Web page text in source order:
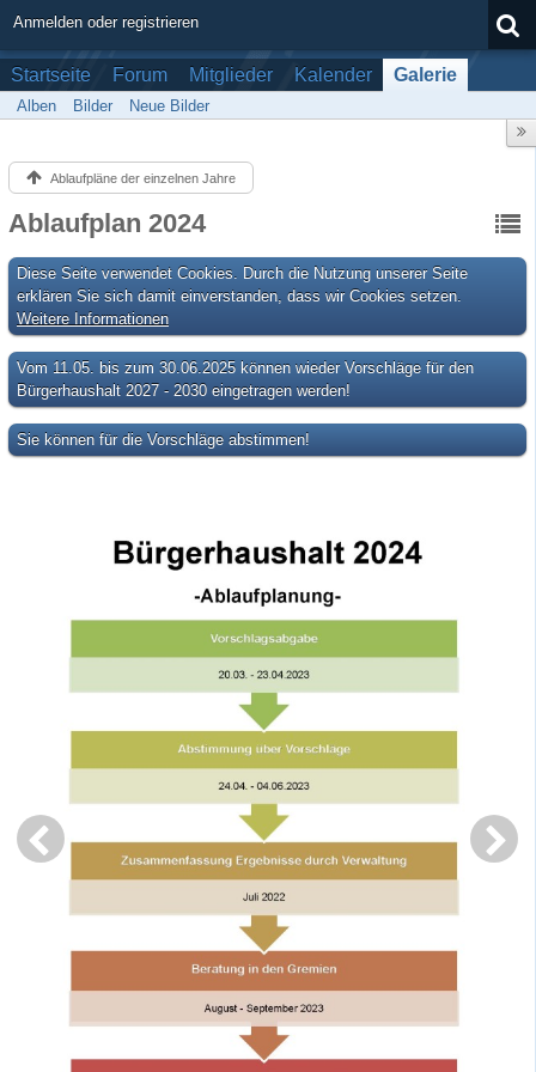
Anmelden oder registrieren
Startseite Forum Mitglieder Kalender Galerie
Alben Bilder Neue Bilder
Ablaufpläne der einzelnen Jahre
Ablaufplan 2024
Diese Seite verwendet Cookies. Durch die Nutzung unserer Seite
erklären Sie sich damit einverstanden, dass wir Cookies setzen.
Weitere Informationen
Vom 11.05. bis zum 30.06.2025 können wieder Vorschläge für den
Bürgerhaushalt 2027 - 2030 eingetragen werden!
Sie können für die Vorschläge abstimmen!